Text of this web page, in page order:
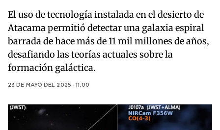
El uso de tecnología instalada en el desierto de
Atacama permitió detectar una galaxia espiral
barrada de hace más de 11 mil millones de años,
desafiando las teorías actuales sobre la
formación galáctica.
23 DE MAYO DEL 2025 · 11:00